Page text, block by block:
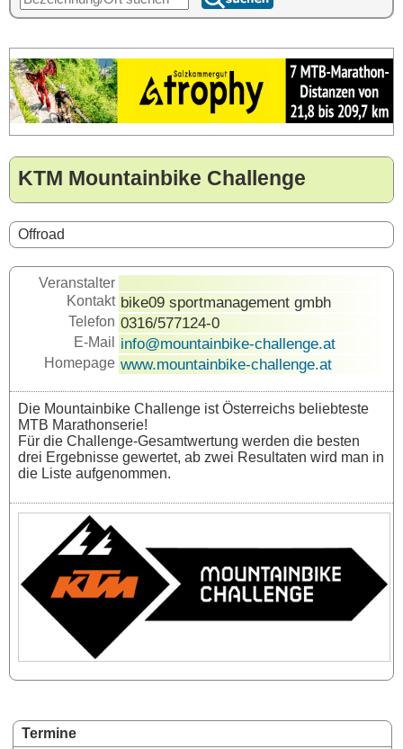
KTM Mountainbike Challenge
Termine
Offroad
Veranstalter
Kontakt bike09 sportmanagement gmbh
Telefon 0316/577124-0
E-Mail info@mountainbike-challenge.at
Homepage www.mountainbike-challenge.at
Die Mountainbike Challenge ist Österreichs beliebteste
MTB Marathonserie!
Für die Challenge-Gesamtwertung werden die besten
drei Ergebnisse gewertet, ab zwei Resultaten wird man in
die Liste aufgenommen.